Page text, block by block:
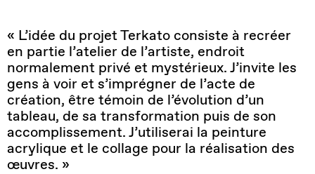
« L’idée du projet Terkato consiste à recréer
en partie l’atelier de l’artiste, endroit
normalement privé et mystérieux. J’invite les
gens à voir et s’imprégner de l’acte de
création, être témoin de l’évolution d’un
tableau, de sa transformation puis de son
accomplissement. J’utiliserai la peinture
acrylique et le collage pour la réalisation des
œuvres. »